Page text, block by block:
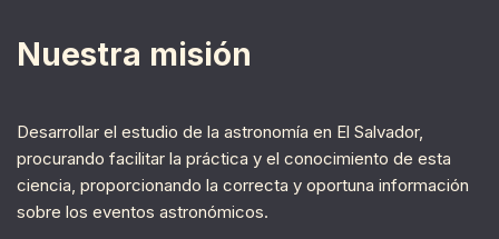
Nuestra misión
Desarrollar el estudio de la astronomía en El Salvador,
procurando facilitar la práctica y el conocimiento de esta
ciencia, proporcionando la correcta y oportuna información
sobre los eventos astronómicos.